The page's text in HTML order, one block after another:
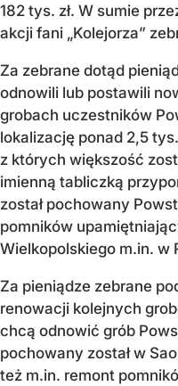
182 tys. zł. W sumie
akcji fani „Kolejorza”
Za zebrane dotąd
odnowili lub postawili
grobach uczestników
lokalizację ponad 2,5
z których większość
imienną tabliczką
został pochowany
pomników
Wielkopolskiego m.in. w
Za pieniądze zebrane
renowacji kolejnych
chcą odnowić grób
pochowany został w
też m.in. remont